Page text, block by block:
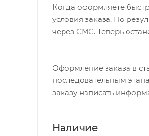
Когда оформляете
условия заказа. По
через СМС. Теперь
Оформление заказа в
последовательным
заказу написать
Наличие